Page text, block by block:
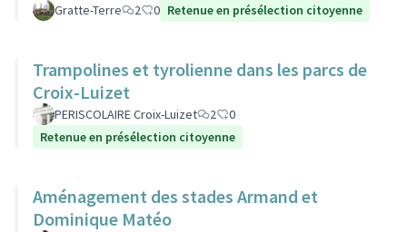
Gratte-Terre 2 0 Retenue en présélection citoyenne
Trampolines et tyrolienne dans les parcs de
Croix-Luizet
PERISCOLAIRE Croix-Luizet 2
0
Retenue en présélection citoyenne
Aménagement des stades Armand et
Dominique Matéo